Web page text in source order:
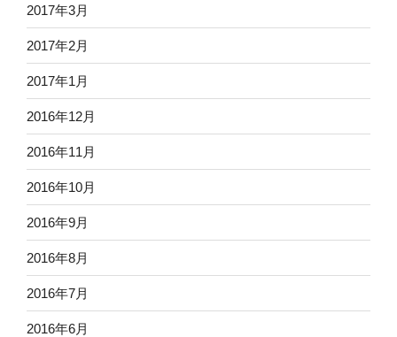
2017年3月
2017年2月
2017年1月
2016年12月
2016年11月
2016年10月
2016年9月
2016年8月
2016年7月
2016年6月